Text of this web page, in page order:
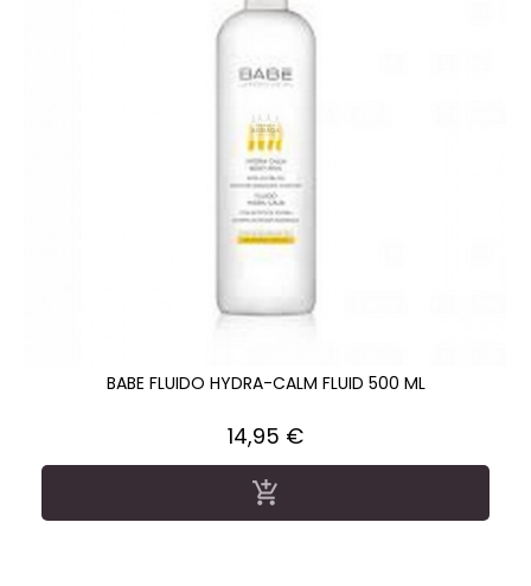
BABE FLUIDO HYDRA-CALM FLUID 500 ML
Precio
14,95 €
